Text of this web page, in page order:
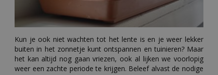
Kun je ook niet wachten tot het lente is en je weer lekker
buiten in het zonnetje kunt ontspannen en tuinieren? Maar
het kan altijd nog gaan vriezen, ook al lijken we voorlopig
weer een zachte periode te krijgen. Beleef alvast de nodige